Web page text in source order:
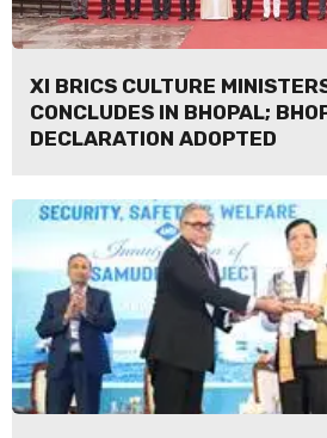
XI BRICS CULTURE
CONCLUDES IN BHOPAL;
DECLARATION ADOPTED